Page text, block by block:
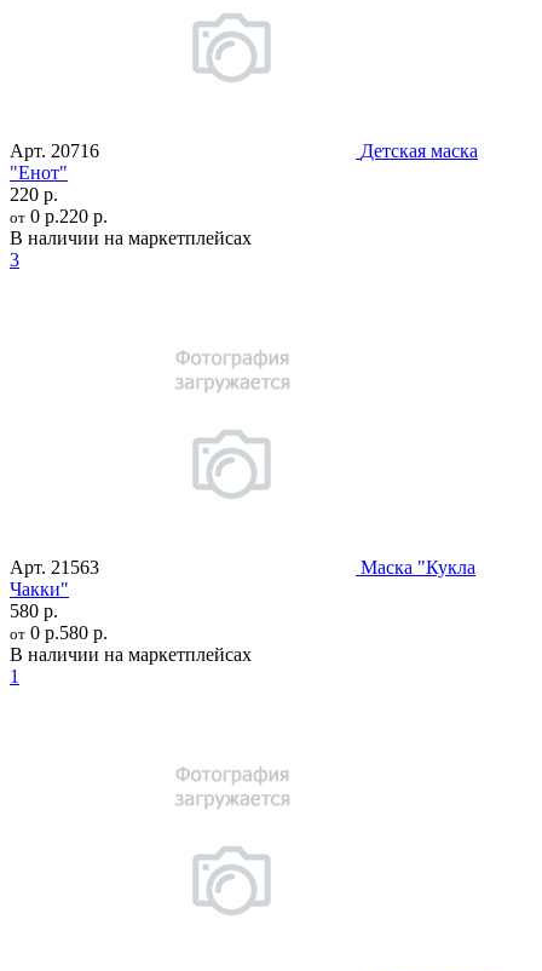
Арт. 20716
Детская маска
"Енот"
220 р.
от 0 р.220 р.
В наличии на маркетплейсах
3
Арт. 21563
Маска "Кукла
Чакки"
580 р.
от 0 р.580 р.
В наличии на маркетплейсах
1